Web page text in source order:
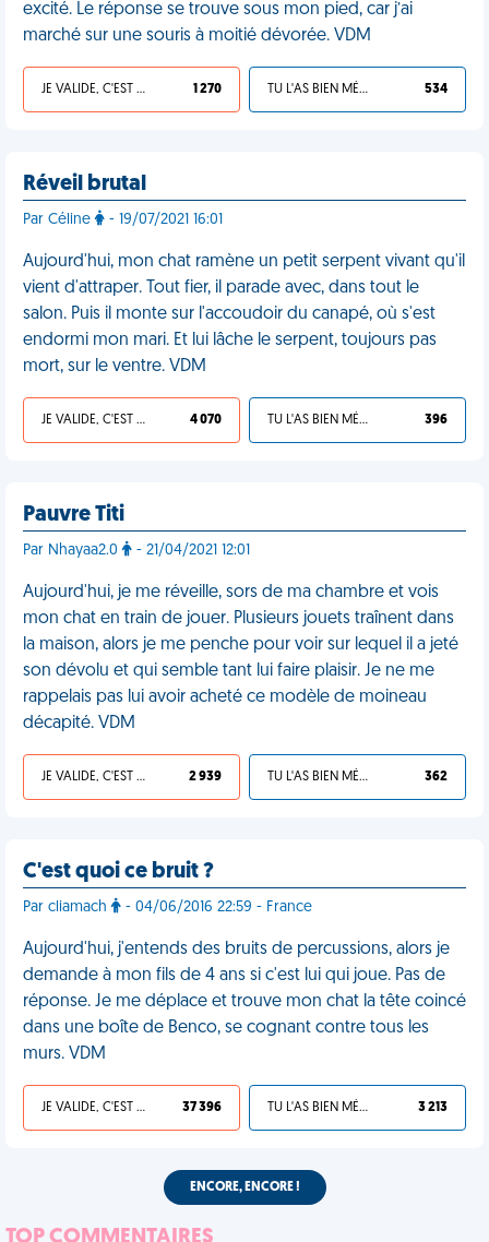
excité. Le réponse se trouve sous mon pied, car j’ai
marché sur une souris à moitié dévorée. VDM
JE VALIDE, C'EST UNE VDM 1 270 TU L'AS BIEN MÉRITÉ 534
Réveil brutal
Par Céline - 19/07/2021 16:01
Aujourd'hui, mon chat ramène un petit serpent vivant qu'il
vient d'attraper. Tout fier, il parade avec, dans tout le
salon. Puis il monte sur l'accoudoir du canapé, où s'est
endormi mon mari. Et lui lâche le serpent, toujours pas
mort, sur le ventre. VDM
JE VALIDE, C'EST UNE VDM 4 070 TU L'AS BIEN MÉRITÉ 396
Pauvre Titi
Par Nhayaa2.0 - 21/04/2021 12:01
Aujourd'hui, je me réveille, sors de ma chambre et vois
mon chat en train de jouer. Plusieurs jouets traînent dans
la maison, alors je me penche pour voir sur lequel il a jeté
son dévolu et qui semble tant lui faire plaisir. Je ne me
rappelais pas lui avoir acheté ce modèle de moineau
décapité. VDM
JE VALIDE, C'EST UNE VDM 2 939 TU L'AS BIEN MÉRITÉ 362
C'est quoi ce bruit ?
Par cliamach - 04/06/2016 22:59 - France
Aujourd'hui, j'entends des bruits de percussions, alors je
demande à mon fils de 4 ans si c'est lui qui joue. Pas de
réponse. Je me déplace et trouve mon chat la tête coincé
dans une boîte de Benco, se cognant contre tous les
murs. VDM
JE VALIDE, C'EST UNE VDM 37 396 TU L'AS BIEN MÉRITÉ 3 213
ENCORE, ENCORE !
TOP COMMENTAIRES